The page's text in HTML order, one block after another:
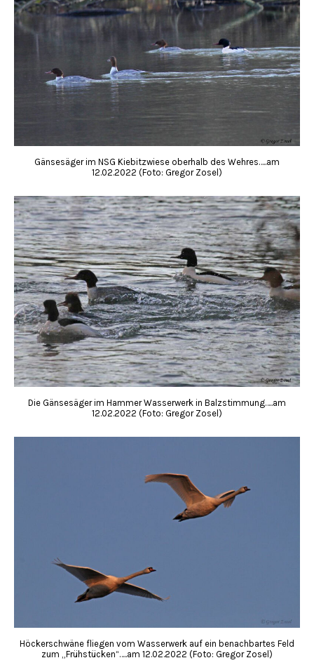
Gänsesäger im NSG Kiebitzwiese oberhalb des Wehres…..am
12.02.2022 (Foto: Gregor Zosel)
Die Gänsesäger im Hammer Wasserwerk in Balzstimmung…..am
12.02.2022 (Foto: Gregor Zosel)
Höckerschwäne fliegen vom Wasserwerk auf ein benachbartes Feld
zum „Frühstücken“…..am 12.02.2022 (Foto: Gregor Zosel)